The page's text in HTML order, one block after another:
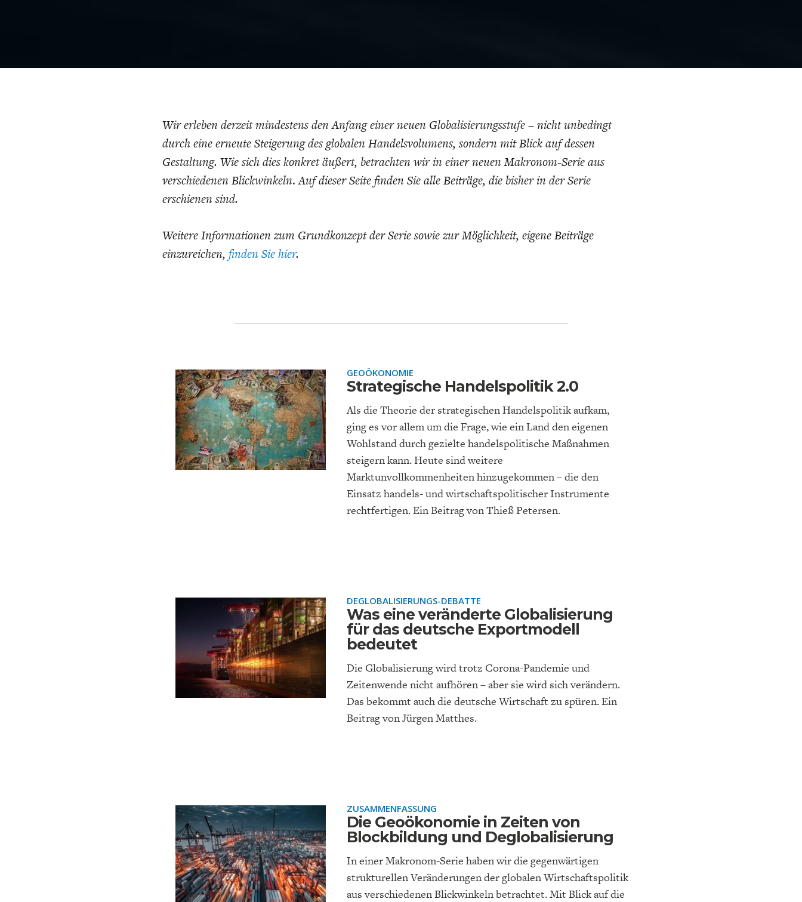
UNGLEICHHEIT UND
MACHT
FACHKRÄFTEMANGEL
DAS DEUTSCHE
DIE NÄCHSTE STUFE DER
DIGITALISIERUNG
EUROPA FINANZMÄRKTE GELDPOLITIK
Wir erleben derzeit mindestens den Anfang einer neuen Globalisierungsstufe – nicht unbedingt
durch eine erneute Steigerung des globalen Handelsvolumens, sondern mit Blick auf dessen
Gestaltung. Wie sich dies konkret äußert, betrachten wir in einer neuen Makronom-Serie aus
verschiedenen Blickwinkeln.Auf dieser Seite finden Sie alle Beiträge, die bisher in der Serie
erschienen sind.
Weitere Informationen zum Grundkonzept der Serie sowie zur Möglichkeit, eigene Beiträge
einzureichen, finden Sie hier.
GEOÖKONOMIE
Strategische Handelspolitik 2.0
Als die Theorie der strategischen Handelspolitik aufkam,
ging es vor allem um die Frage, wie ein Land den eigenen
Wohlstand durch gezielte handelspolitische Maßnahmen
steigern kann. Heute sind weitere
Marktunvollkommenheiten hinzugekommen – die den
Einsatz handels- und wirtschaftspolitischer Instrumente
rechtfertigen. Ein Beitrag von Thieß Petersen.
DEGLOBALISIERUNGS-DEBATTE
Was eine veränderte Globalisierung
für das deutsche Exportmodell
bedeutet
Die Globalisierung wird trotz Corona-Pandemie und
Zeitenwende nicht aufhören – aber sie wird sich verändern.
Das bekommt auch die deutsche Wirtschaft zu spüren. Ein
Beitrag von Jürgen Matthes.
ZUSAMMENFASSUNG
Die Geoökonomie in Zeiten von
Blockbildung und Deglobalisierung
In einer Makronom-Serie haben wir die gegenwärtigen
strukturellen Veränderungen der globalen Wirtschaftspolitik
aus verschiedenen Blickwinkeln betrachtet. Mit Blick auf die